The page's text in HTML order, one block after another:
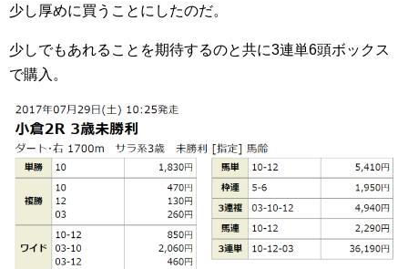
少し厚めに買うことにしたのだ。
少しでもあれることを期待するのと共に3連単6頭ボックス
で購入。